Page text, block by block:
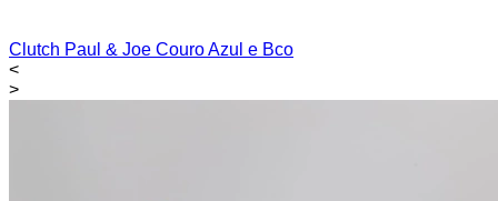
Clutch Paul & Joe Couro Azul e Bco
<
>